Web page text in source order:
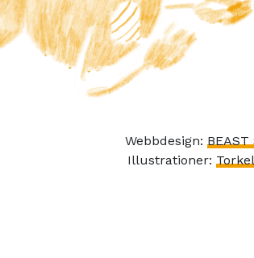
Webbdesign:
Illustrationer: